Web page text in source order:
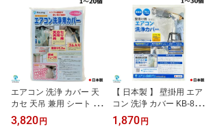
エアコン 洗浄 カバー 天
カセ 天吊 兼用 シート ホ
ッパー 1～20個入り KT-5
230 天井カセット 【 日
3,820 円
【 日本製 】 壁掛用 エア
コン 洗浄 カバー KB-801
6 クリーニング 洗浄 掃除
シート 1～30個入り 業務
1,870 円